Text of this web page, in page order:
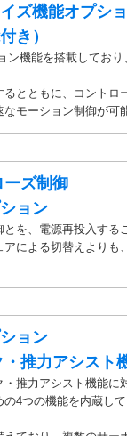
ズ機能オプシ
き）
ン機能を搭載してお
るとともに、コントロ
モーション制御が可
ーズ制御
ョン
を、電源再投入する
による切替えよりも
ョン
・推力アシスト
推力アシスト機能に
4つの機能を内蔵し